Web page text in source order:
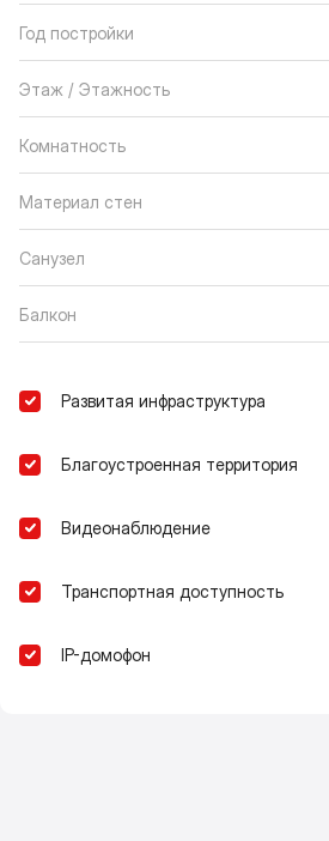
Год постройки
Этаж / Этажность
Комнатность
Материал стен
Санузел
Балкон
Развитая инфраструктура
Благоустроенная территория
Видеонаблюдение
Транспортная доступность
IP-домофон